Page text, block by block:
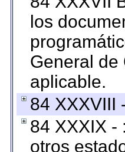
los
General de
aplicable.
84 XXXVIII
84 XXXIX -
otros